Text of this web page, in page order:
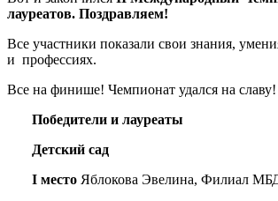
лауреатов. Поздравляем!
Все участники показали свои знания,
и профессиях.
Все на финише! Чемпионат удался на
Победителии лауреаты
Детский сад
I место Яблокова Эвелина, Филиал